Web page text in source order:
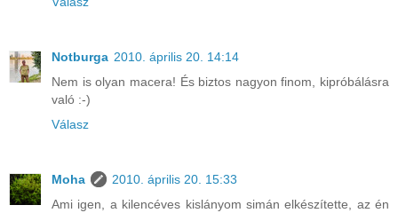
Notburga 2010. április 20. 14:14
Nem is olyan macera! És biztos nagyon finom, kipróbálásra
való :-)
Válasz
Moha
2010. április 20. 15:33
Ami igen, a kilencéves kislányom simán elkészítette, az én